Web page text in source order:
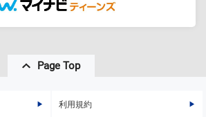
Page Top
利用規約